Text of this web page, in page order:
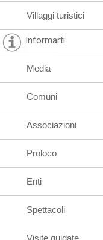
Villaggi turistici
Informarti
Media
Comuni
Associazioni
Proloco
Enti
Spettacoli
Visite guidate